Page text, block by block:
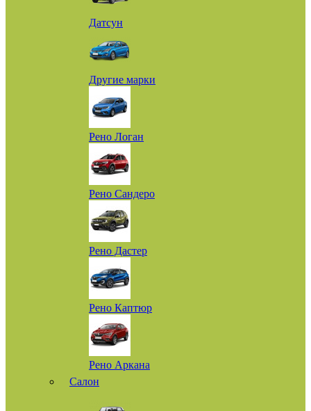
Датсун
Другие марки
Рено Логан
Рено Сандеро
Рено Дастер
Рено Каптюр
Рено Аркана
Салон